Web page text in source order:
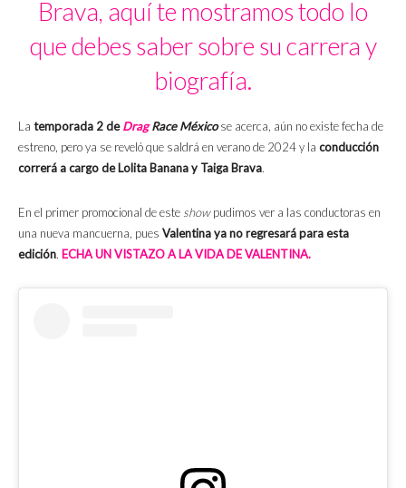
Brava, aquí te mostramos todo lo
que debes saber sobre su carrera y
biografía.
La temporada 2 deDragRace México se acerca, aún no existe fecha de
estreno, pero ya se reveló que saldrá en verano de 2024 y la conducción
correrá a cargo de Lolita Banana y Taiga Brava.
En el primer promocional de este showpudimos ver a las conductoras en
una nueva mancuerna, pues Valentina ya no regresará para esta
edición. ECHA UN VISTAZO A LA VIDA DE VALENTINA.